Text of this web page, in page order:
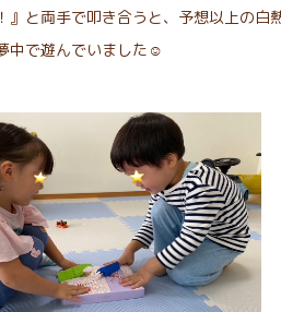
』と両手で叩き合うと、予想以上の白
中で遊んでいました☺︎